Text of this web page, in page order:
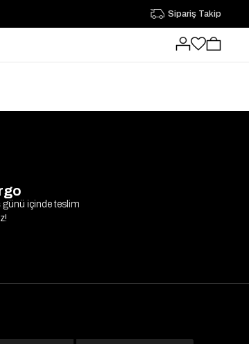
Sipariş Takip
içinde teslim